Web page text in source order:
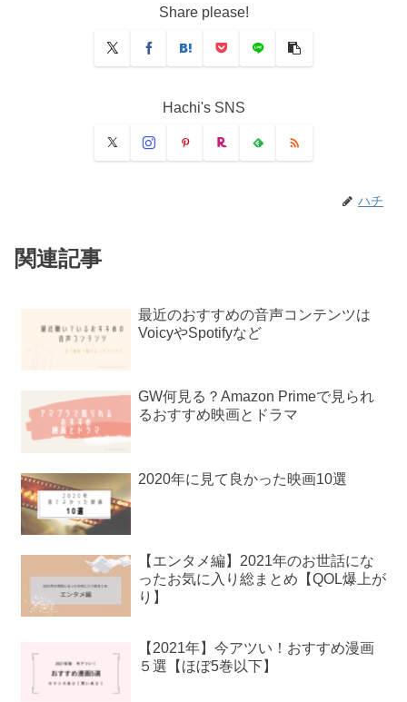
Share please!
Hachi's SNS
ハチ
関連記事
最近のおすすめの音声コンテンツは
VoicyやSpotifyなど
GW何見る？Amazon Primeで見られ
るおすすめ映画とドラマ
2020年に見て良かった映画10選
【エンタメ編】2021年のお世話にな
ったお気に入り総まとめ【QOL爆上が
り】
【2021年】今アツい！おすすめ漫画
５選【ほぼ5巻以下】